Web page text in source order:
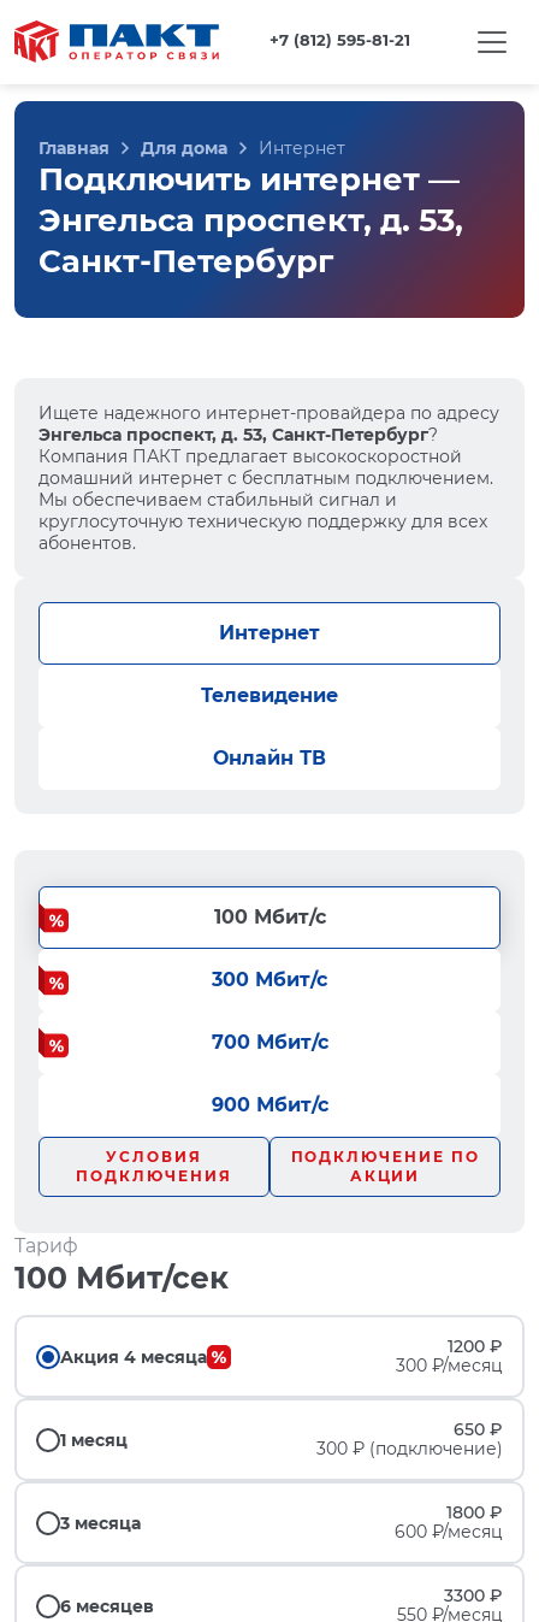
+7 (812) 595-81-21
Главная Для дома Интернет
Подключить интернет —
Энгельса проспект, д. 53,
Санкт-Петербург
Ищете надежного интернет-провайдера по адресу
Энгельса проспект, д. 53, Санкт-Петербург?
Компания ПАКТ предлагает высокоскоростной
домашний интернет с бесплатным подключением.
Мы обеспечиваем стабильный сигнал и
круглосуточную техническую поддержку для всех
абонентов.
Интернет
Телевидение
Онлайн ТВ
100 Мбит/с
300 Мбит/с
700 Мбит/с
900 Мбит/с
УСЛОВИЯ
ПОДКЛЮЧЕНИЯ
ПОДКЛЮЧЕНИЕ ПО
АКЦИИ
Тариф
100 Мбит/сек
Акция 4 месяца
1200 ₽
300 ₽/месяц
1 месяц
650 ₽
300 ₽ (подключение)
3 месяца
1800 ₽
600 ₽/месяц
6 месяцев
3300 ₽
550 ₽/месяц